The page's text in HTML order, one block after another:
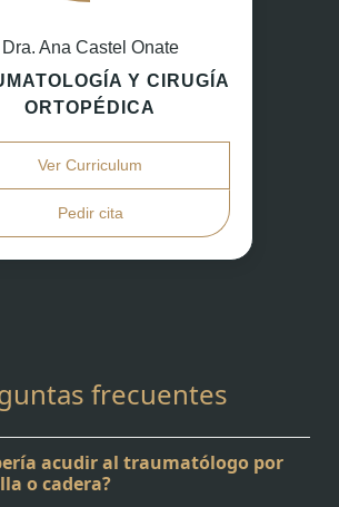
Dra. Ana Castel Onate
Y CIRUGÍA
ORTOPÉDICA
Ver Curriculum
Pedir cita
frecuentes
acudir al traumatólogo por
o cadera?